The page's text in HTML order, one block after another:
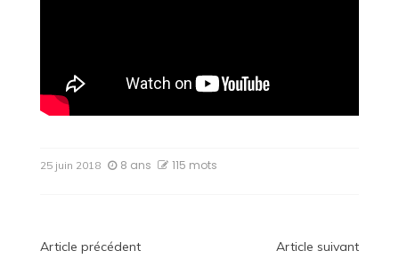
25 juin 2018 8 ans 115 mots
Navigation
Article précédent Article suivant